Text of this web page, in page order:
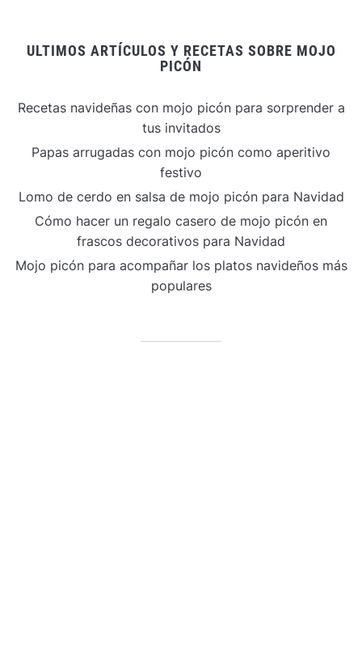
ULTIMOS ARTÍCULOS Y RECETAS SOBRE MOJO
PICÓN
Recetas navideñas con mojo picón para sorprender a
tus invitados
Papas arrugadas con mojo picón como aperitivo
festivo
Lomo de cerdo en salsa de mojo picón para Navidad
Cómo hacer un regalo casero de mojo picón en
frascos decorativos para Navidad
Mojo picón para acompañar los platos navideños más
populares